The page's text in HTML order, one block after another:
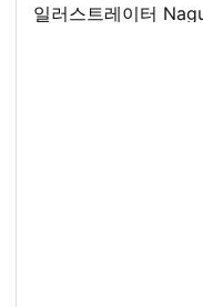
일러스트레이터